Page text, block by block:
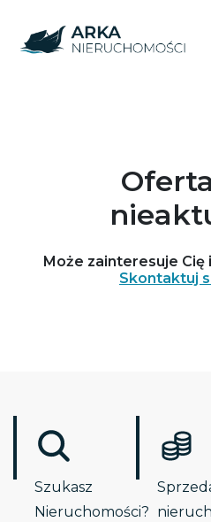
Może zainteresuje Cię
Skontaktuj
Szukasz
Nieruchomości?